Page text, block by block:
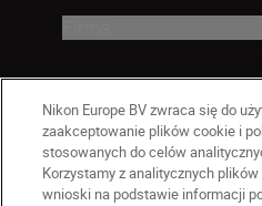
Nikon Europe BV zwraca się do
zaakceptowanie plików cookie i
stosowanych do celów
Korzystamy z analitycznych
wnioski na podstawie informacji